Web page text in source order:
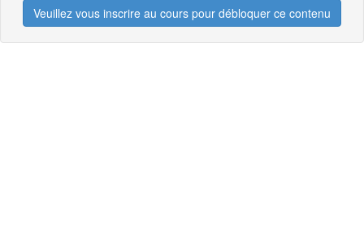
Veuillez vous inscrire au cours pour débloquer ce contenu